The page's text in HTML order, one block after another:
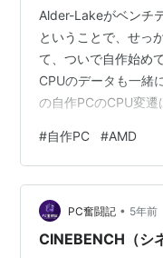
Alder-Lakeがベンチ
ということで、せっ
て、ついで自作始め
CPUのデータも一緒
の自作PCのCPU変
3900X→RYZEN9
四号機 RYZEN 5
10900KF→core i7
RYZEN 5 4650Gを…
#自作PC #AMD
PC奮闘記 • 5年前
CINEBENCH（シ